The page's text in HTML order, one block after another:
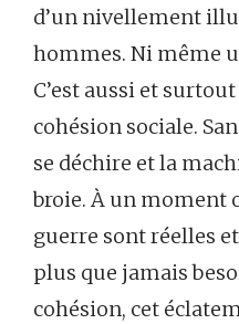
d’un nivellement
hommes. Ni même
C’est aussi et
cohésion sociale.
se déchire et la
broie. À un moment
guerre sont réelles
plus que jamais
cohésion, cet